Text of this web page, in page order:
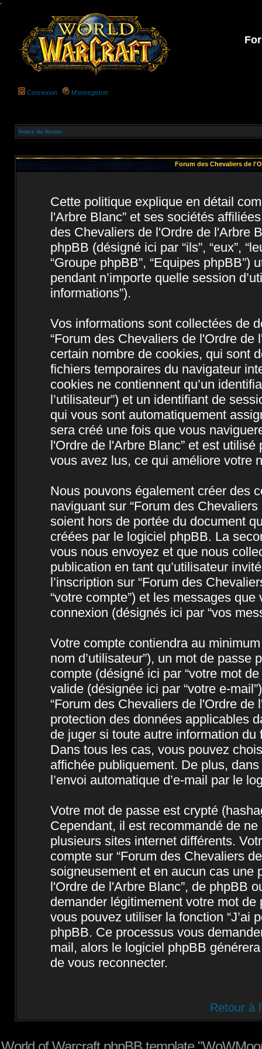
-
Connexion M’enregistrer
Index du forum
Forum des Chevaliers de
Cette politique explique en détail
l'Arbre Blanc” et ses sociétés affiliées
des Chevaliers de l'Ordre de l'Arbre
phpBB (désigné ici par “ils”, “eux”,
“Groupe phpBB”, “Equipes phpBB”)
pendant n’importe quelle session
informations”).
Vos informations sont collectées de
“Forum des Chevaliers de l'Ordre
certain nombre de cookies, qui sont
fichiers temporaires du navigateur
cookies ne contiennent qu’un
l’utilisateur”) et un identifiant de
qui vous sont automatiquement
sera créé une fois que vous
l'Ordre de l'Arbre Blanc” et est
vous avez lus, ce qui améliore votre
Nous pouvons également créer des
naviguant sur “Forum des
soient hors de portée du document
créées par le logiciel phpBB. La
vous nous envoyez et que nous
publication en tant qu’utilisateur
l’inscription sur “Forum des
“votre compte”) et les messages
connexion (désignés ici par “vos
Votre compte contiendra au
nom d’utilisateur”), un mot de
compte (désigné ici par “votre mot
valide (désignée ici par “votre e-
“Forum des Chevaliers de l'Ordre
protection des données applicables
de juger si toute autre information
Dans tous les cas, vous pouvez
affichée publiquement. De plus,
l’envoi automatique d’e-mail par le
Votre mot de passe est crypté
Cependant, il est recommandé de
plusieurs sites internet différents.
compte sur “Forum des Chevaliers
soigneusement et en aucun cas une
l'Ordre de l'Arbre Blanc”, de phpBB
demander légitimement votre mot
vous pouvez utiliser la fonction “J’ai
phpBB. Ce processus vous
mail, alors le logiciel phpBB
de vous reconnecter.
Retour à